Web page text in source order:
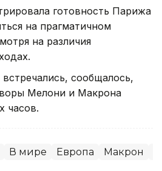
готовность Парижа
на прагматичном
на различия
сообщалось,
Мелони и Макрона
часов.
В мире Европа Макрон